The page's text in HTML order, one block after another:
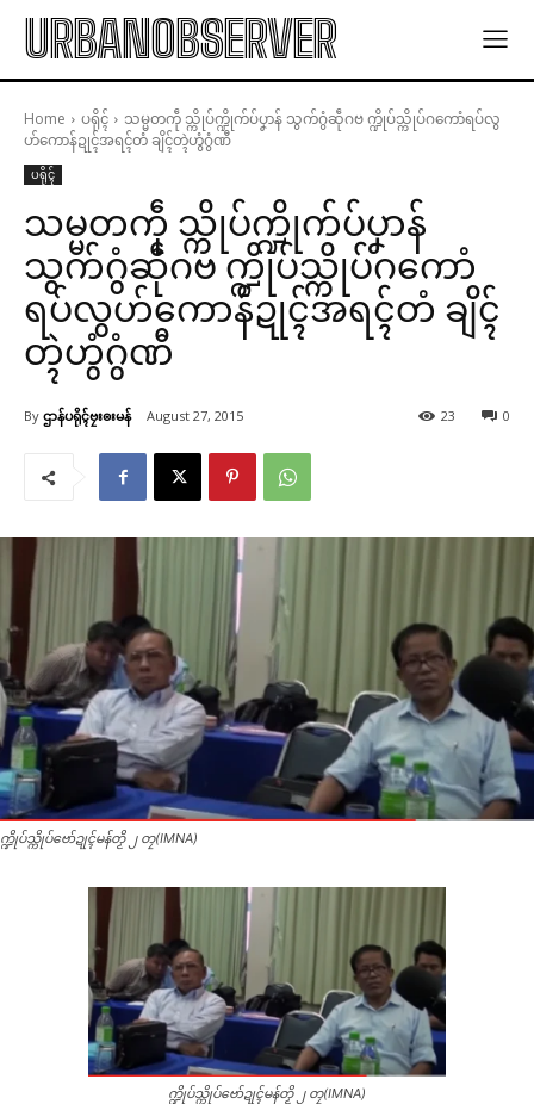
URBANOBSERVER
Home ပရိုၚ်
သမ္မတကဵု သ္ကိုပ်က္ဍိုက်ပ်ပၞာန် သွက်ဂွံဆဵုဂဗ က္ဍိုပ်သ္ကိုပ်ဂကောံရပ်လွ
ဟ်ကောန်ဍုၚ်အရၚ်တံ ချိၚ်တ္ၚဲဟွံဂွံဏီ
ပရိုၚ်
သမ္မတကဵု သ္ကိုပ်က္ဍိုက်ပ်ပၞာန်
သွက်ဂွံဆဵုဂဗ က္ဍိုပ်သ္ကိုပ်ဂကောံ
ရပ်လွဟ်ကောန်ဍုၚ်အရၚ်တံ ချိၚ်
တ္ၚဲဟွံဂွံဏီ
By ဌာန်ပရိုၚ်ဗၠးၜးမန် August 27, 2015 0
23
က္ဍိုပ်သ္ကိုပ်ဗော်ဍုၚ်မန်တၟိ ၂ တၠ(IMNA)
က္ဍိုပ်သ္ကိုပ်ဗော်ဍုၚ်မန်တၟိ ၂ တၠ(IMNA)